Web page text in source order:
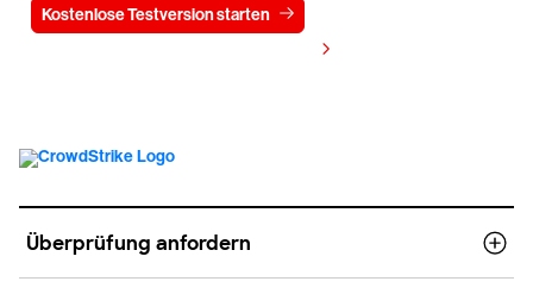
Kostenlose Testversion starten
Überprüfung anfordern